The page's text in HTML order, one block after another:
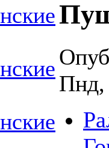
Пнд,